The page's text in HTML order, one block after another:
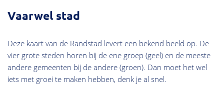
Vaarwel stad
Deze kaart van de Randstad levert een bekend beeld op. De
vier grote steden horen bij de ene groep (geel) en de meeste
andere gemeenten bij de andere (groen). Dan moet het wel
iets met groei te maken hebben, denk je al snel.